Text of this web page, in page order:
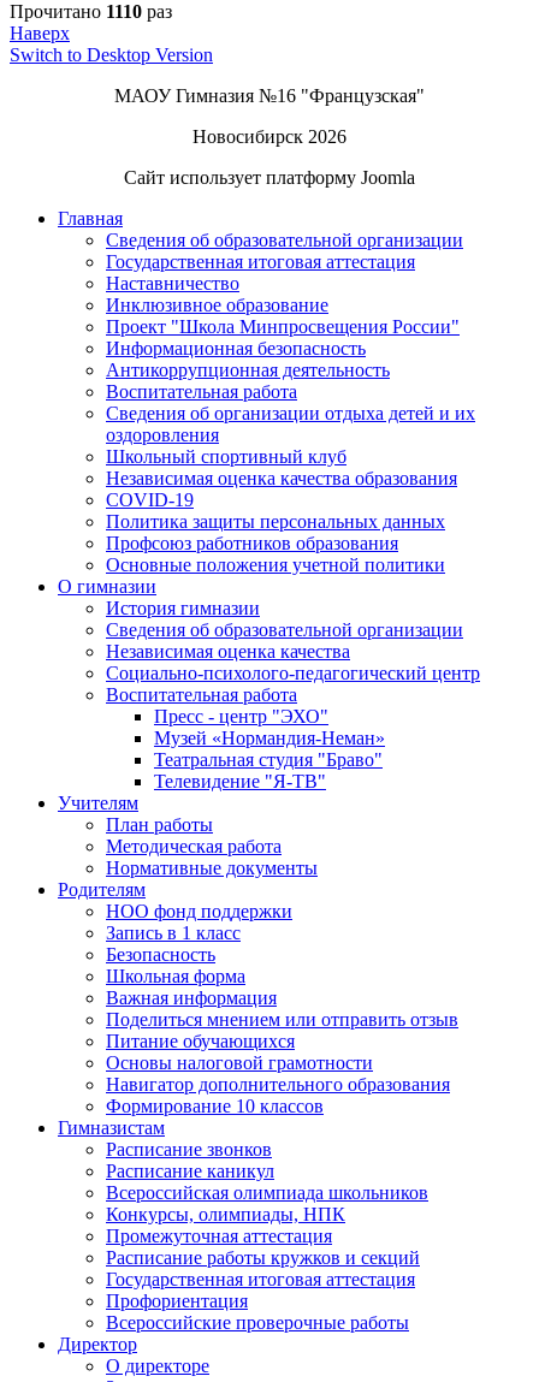
Прочитано 1110 раз
Наверх
Switch to Desktop Version
МАОУ Гимназия №16 "Французская"
Новосибирск 2026
Сайт использует платформу Joomla
Главная
Сведения об образовательной организации
Государственная итоговая аттестация
Наставничество
Инклюзивное образование
Проект "Школа Минпросвещения России"
Информационная безопасность
Антикоррупционная деятельность
Воспитательная работа
Сведения об организации отдыха детей и их
оздоровления
Школьный спортивный клуб
Независимая оценка качества образования
COVID-19
Политика защиты персональных данных
Профсоюз работников образования
Основные положения учетной политики
О гимназии
История гимназии
Сведения об образовательной организации
Независимая оценка качества
Социально-психолого-педагогический центр
Воспитательная работа
Пресс - центр "ЭХО"
Музей «Нормандия-Неман»
Театральная студия "Браво"
Телевидение "Я-ТВ"
Учителям
План работы
Методическая работа
Нормативные документы
Родителям
НОО фонд поддержки
Запись в 1 класс
Безопасность
Школьная форма
Важная информация
Поделиться мнением или отправить отзыв
Питание обучающихся
Основы налоговой грамотности
Навигатор дополнительного образования
Формирование 10 классов
Гимназистам
Расписание звонков
Расписание каникул
Всероссийская олимпиада школьников
Конкурсы, олимпиады, НПК
Промежуточная аттестация
Расписание работы кружков и секций
Государственная итоговая аттестация
Профориентация
Всероссийские проверочные работы
Директор
О директоре